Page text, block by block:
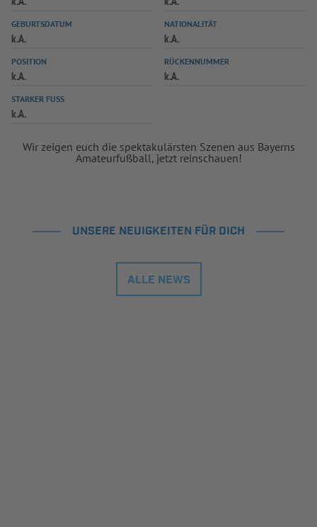
SPIELPLUS
GEBURTSDATUM
k.A.
NATIONALITÄT
k.A.
POSITION
k.A.
RÜCKENNUMMER
k.A.
STARKER FUSS
k.A.
Wir zeigen euch die spektakulärsten Szenen aus Bayerns
Amateurfußball, jetzt reinschauen!
UNSERE NEUIGKEITEN FÜR DICH
ALLE NEWS